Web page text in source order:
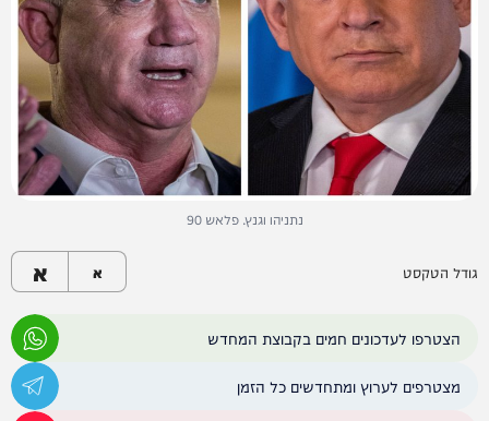
נתניהו וגנץ. פלאש 90
גודל הטקסט א א
הצטרפו לעדכונים חמים בקבוצת המחדש
מצטרפים לערוץ ומתחדשים כל הזמן